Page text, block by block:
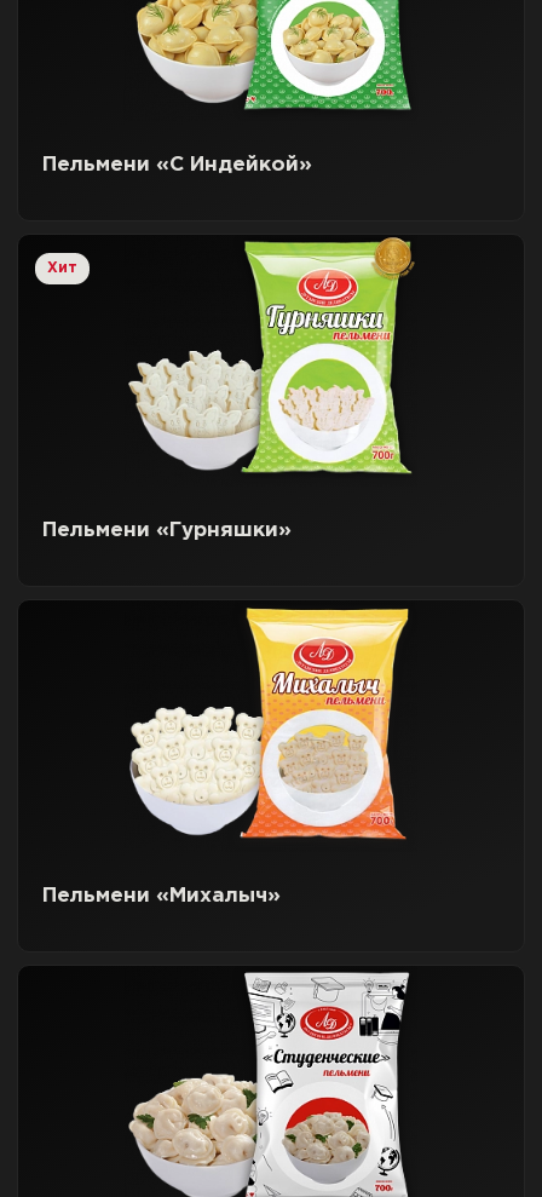
Пельмени «С Индейкой»
Хит
Пельмени «Гурняшки»
Пельмени «Михалыч»